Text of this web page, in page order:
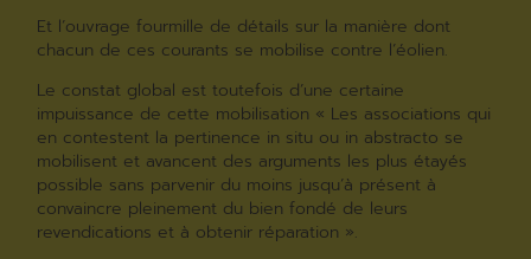
Et l’ouvrage fourmille de détails sur la manière dont
chacun de ces courants se mobilise contre l’éolien.
Le constat global est toutefois d’une certaine
impuissance de cette mobilisation « Les associations qui
en contestent la pertinence in situ ou in abstracto se
mobilisent et avancent des arguments les plus étayés
possible sans parvenir du moins jusqu’à présent à
convaincre pleinement du bien fondé de leurs
revendications et à obtenir réparation ».